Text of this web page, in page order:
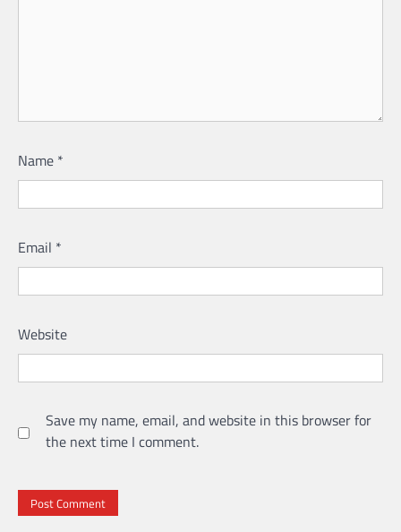
Name *
Email *
Website
Save my name, email, and website in this browser for
the next time I comment.